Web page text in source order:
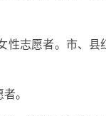
性志愿者。市、
。